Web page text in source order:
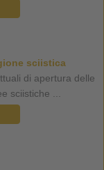
sciistica
di apertura delle
sciistiche ...